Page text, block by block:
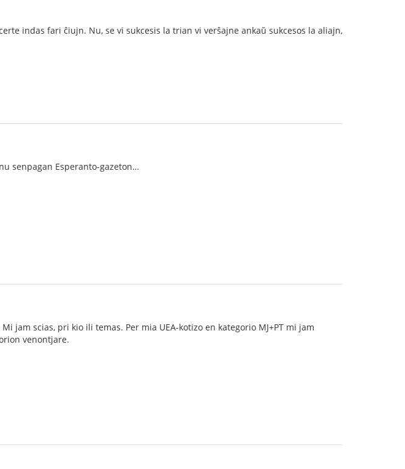
indas fari ĉiujn. Nu, se vi sukcesis la trian vi verŝajne ankaŭ sukcesos la aliajn,
senpagan Esperanto-gazeton…
Mi jam scias, pri kio ili temas. Per mia UEA-kotizo en kategorio MJ+PT mi jam
venontjare.